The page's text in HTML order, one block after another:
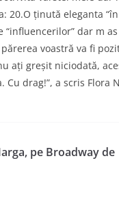
20.O ținută eleganta
dar m
voastră va fi
ați greșit niciodată,
Cu drag!”, a scris
pe Broadway de